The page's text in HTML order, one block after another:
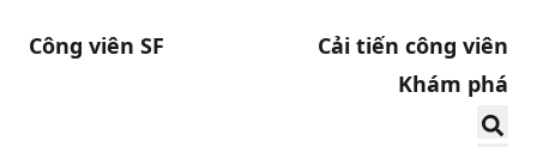
Công viên SF
Cải tiến công viên
Khám phá